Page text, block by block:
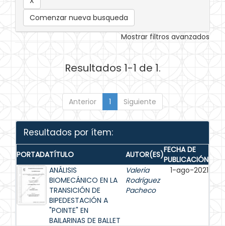
Comenzar nueva busqueda
Mostrar filtros avanzados
Resultados 1-1 de 1.
Anterior 1 Siguiente
Resultados por ítem:
PORTADATÍTULO AUTOR(ES)FECHA DE
PUBLICACIÓN
ANÁLISIS
BIOMECÁNICO EN LA
TRANSICIÓN DE
BIPEDESTACIÓN A
"POINTE" EN
BAILARINAS DE BALLET
Valeria
Rodríguez
Pacheco
1-ago-2021